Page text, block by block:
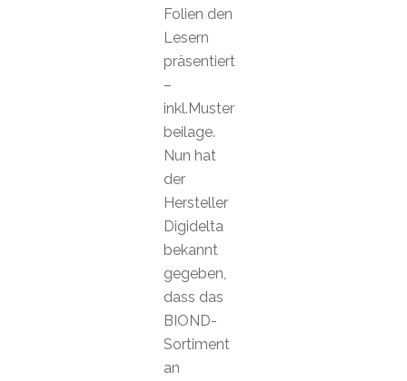
Folien den
Lesern
präsentiert
–
inkl.Muster
beilage.
Nun hat
der
Hersteller
Digidelta
bekannt
gegeben,
dass das
BIOND-
Sortiment
an